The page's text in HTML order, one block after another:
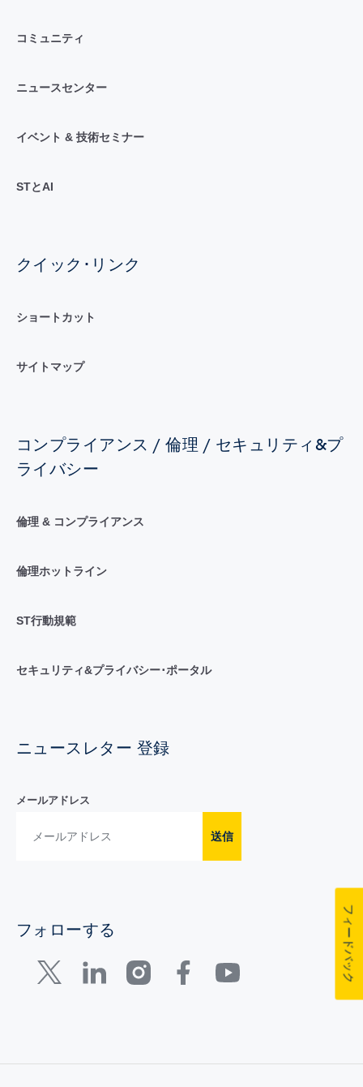
コミュニティ
ニュースセンター
イベント & 技術セミナー
STとAI
クイック･リンク
ショートカット
サイトマップ
コンプライアンス / 倫理 / セキュリティ&プ
ライバシー
倫理 & コンプライアンス
倫理ホットライン
ST行動規範
セキュリティ&プライバシー･ポータル
ニュースレター 登録
メールアドレス
送信
フォローする フィードバック